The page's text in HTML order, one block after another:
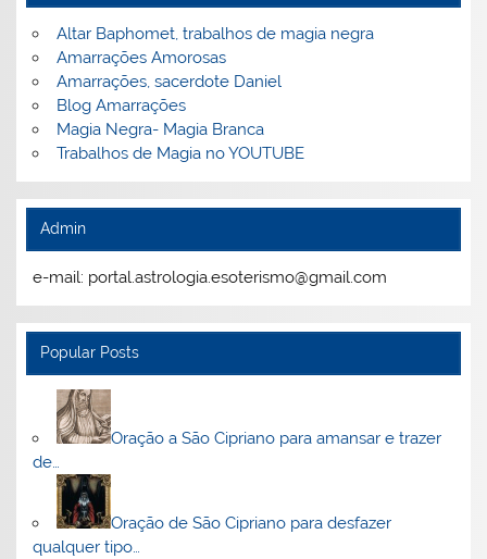
Altar Baphomet, trabalhos de magia negra
Amarrações Amorosas
Amarrações, sacerdote Daniel
Blog Amarrações
Magia Negra- Magia Branca
Trabalhos de Magia no YOUTUBE
Admin
e-mail: portal.astrologia.esoterismo@gmail.com
Popular Posts
Oração a São Cipriano para amansar e trazer
de…
Oração de São Cipriano para desfazer
qualquer tipo…